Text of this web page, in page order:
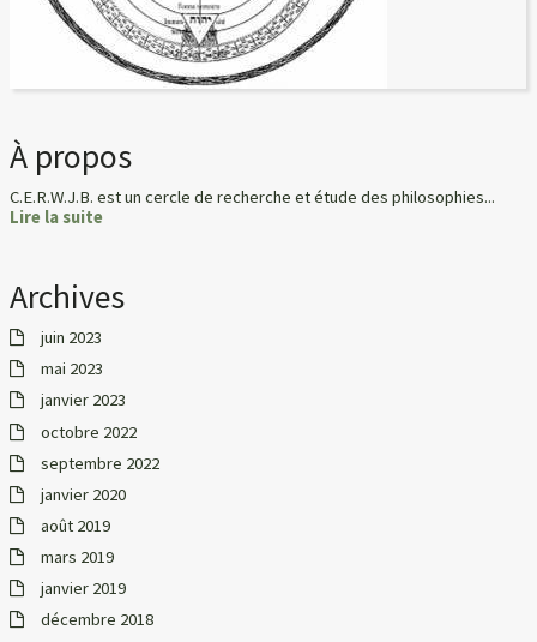
À propos
C.E.R.W.J.B. est un cercle de recherche et étude des philosophies...
Lire la suite
Archives
juin 2023
mai 2023
janvier 2023
octobre 2022
septembre 2022
janvier 2020
août 2019
mars 2019
janvier 2019
décembre 2018